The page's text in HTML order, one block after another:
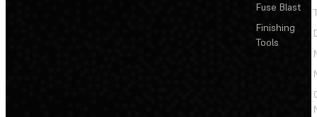
Fuse Blast
Finishing
Tools